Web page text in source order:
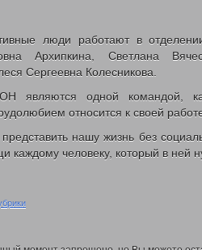
люди работают в
Архипкина, Светлана
Сергеевна Колесникова.
являются одной командой,
относится к своей
нашу жизнь без
каждому человеку, который в ней